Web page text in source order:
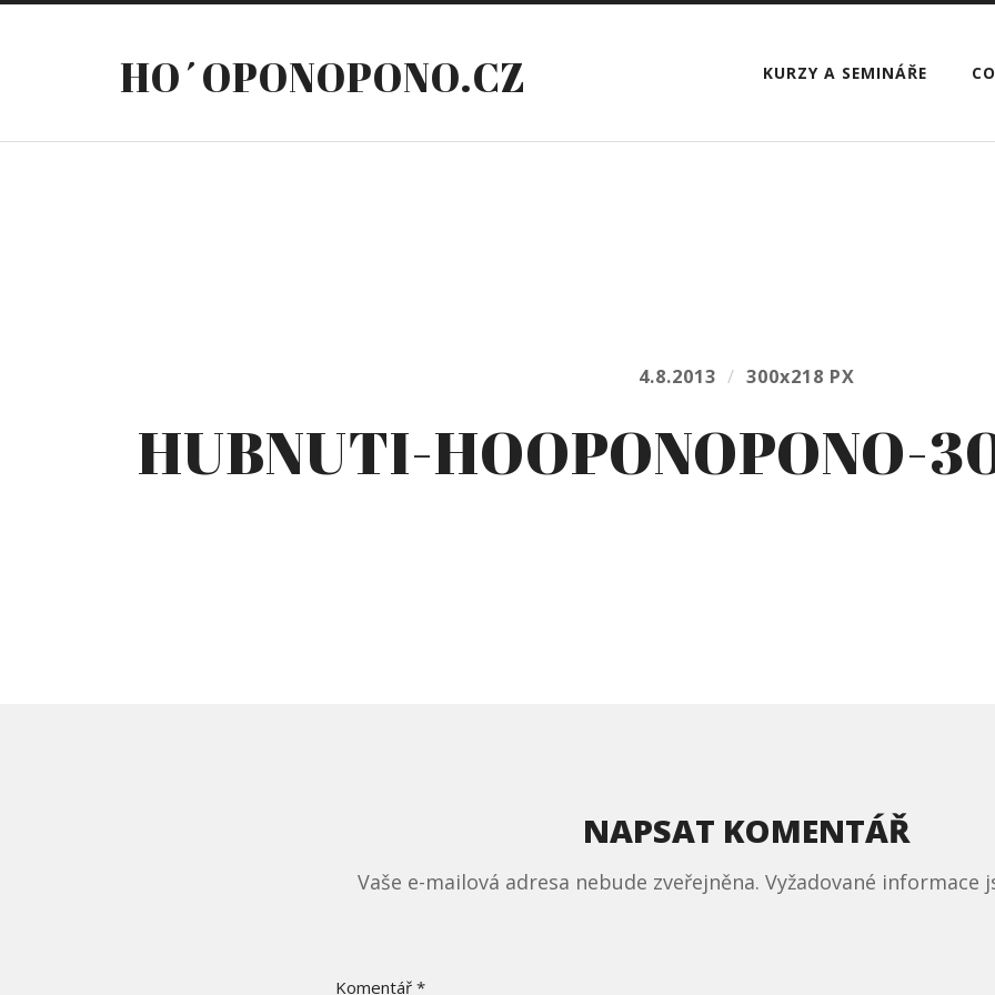
HO´OPONOPONO.CZ KURZY A SEMINÁŘE
4.8.2013 / 300x218 PX
HUBNUTI-HOOPONOPONO-
NAPSAT KOMENTÁŘ
Vaše e-mailová adresa nebude zveřejněna. Vyžadované informace
Komentář *